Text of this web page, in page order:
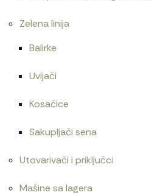
Zelena linija
Balirke
Uvijači
Kosačice
Sakupljači sena
Utovarivači i priključci
Mašine sa lagera